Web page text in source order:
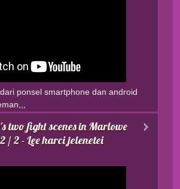
ponsel smartphone dan android
two fight scenes in Marlowe
/ 2 - Lee harci jelenetei